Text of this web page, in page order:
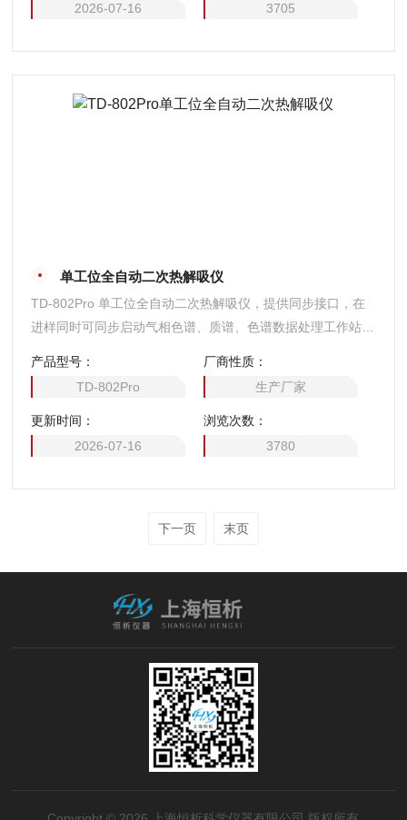
2026-07-16
3705
单工位全自动二次热解吸仪
TD-802Pro 单工位全自动二次热解吸仪，提供同步接口，在
进样同时可同步启动气相色谱、质谱、色谱数据处理工作站，
体积，保证了进样精度。
产品型号：
TD-802Pro
厂商性质：
生产厂家
更新时间：
2026-07-16
浏览次数：
3780
下一页 末页